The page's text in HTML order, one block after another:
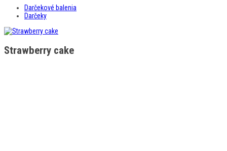
Darčekové balenia
Darčeky
Strawberry cake